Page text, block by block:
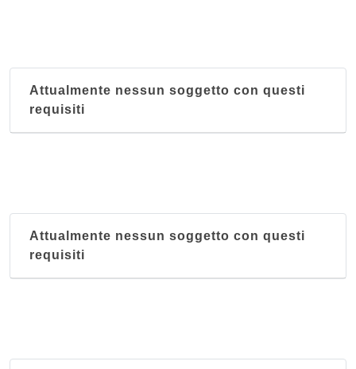
Attualmente nessun soggetto con questi
requisiti
Attualmente nessun soggetto con questi
requisiti